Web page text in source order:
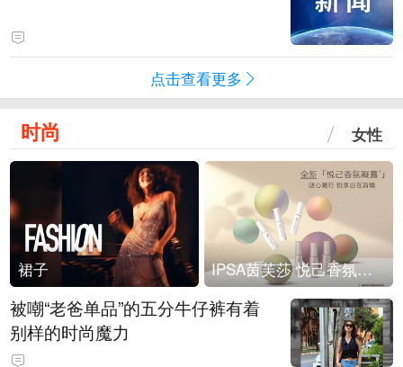
点击查看更多
时尚 女性
裙子 IPSA茵芙莎 悦己香氛凝露上市
被嘲“老爸单品”的五分牛仔裤有着
别样的时尚魔力